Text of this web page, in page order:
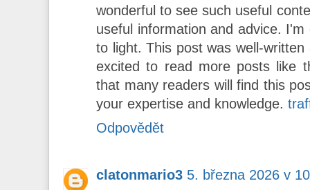
wonderful to see such useful
useful information and advice.
to light. This post was well-
excited to read more posts like
that many readers will find this
your expertise and knowledge.
Odpovědět
clatonmario3 5. března 2026 v